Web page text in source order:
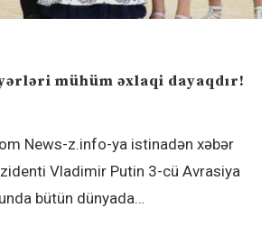
mühüm əxlaqi dayaqdır!
News-z.info-ya istinadən xəbər
Vladimir Putin 3-cü Avrasiya
bütün dünyada…